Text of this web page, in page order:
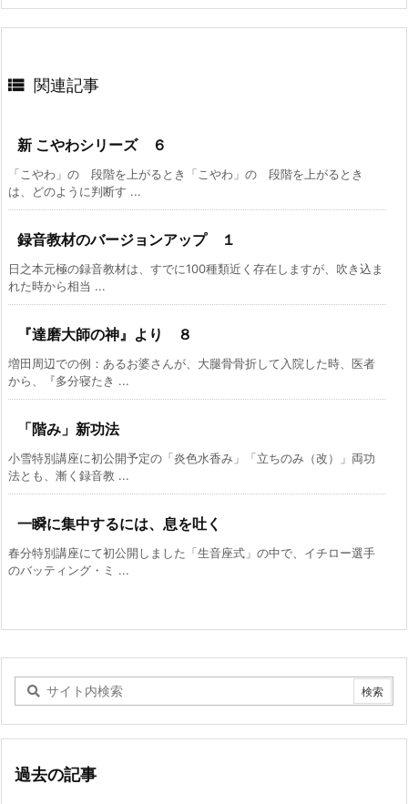
 関連記事
新 こやわシリーズ ６
「こやわ」の 段階を上がるとき「こやわ」の 段階を上がるとき
は、どのように判断す ...
録音教材のバージョンアップ １
日之本元極の録音教材は、すでに100種類近く存在しますが、吹き込ま
れた時から相当 ...
『達磨大師の神』より ８
増田周辺での例：あるお婆さんが、大腿骨骨折して入院した時、医者
から、『多分寝たき ...
「階み」新功法
小雪特別講座に初公開予定の「炎色水香み」「立ちのみ（改）」両功
法とも、漸く録音教 ...
一瞬に集中するには、息を吐く
春分特別講座にて初公開しました「生音座式」の中で、イチロー選手
のバッティング・ミ ...
過去の記事